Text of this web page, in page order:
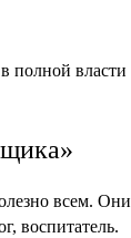
полной власти
всем. Они
воспитатель.